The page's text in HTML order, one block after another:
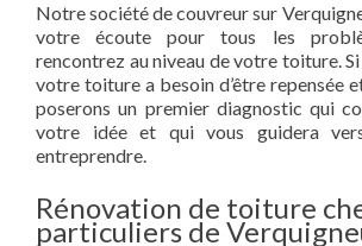
Notre société de couvreur sur
votre écoute pour tous les
rencontrez au niveau de votre toiture.
votre toiture a besoin d’être repensée
poserons un premier diagnostic qui
votre idée et qui vous guidera
entreprendre.
Rénovation de toiture
particuliers de